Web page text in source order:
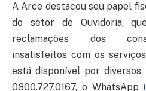
A Arce destacou seu papel
do setor de Ouvidoria,
reclamações dos
insatisfeitos com os
está disponível por
0800.727.0167, o WhatsApp